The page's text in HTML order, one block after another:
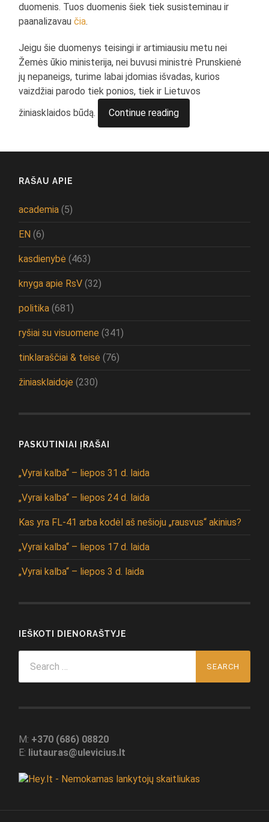
duomenis. Tuos duomenis šiek tiek susisteminau ir
paanalizavaučia.
Jeigu šie duomenys teisingi ir artimiausiu metu nei
Žemės ūkio ministerija, nei buvusi ministrė Prunskienė
jų nepaneigs, turime labai įdomias išvadas, kurios
vaizdžiai parodo tiek ponios, tiek ir Lietuvos
žiniasklaidos būdą.
Continue reading
RAŠAU APIE
academia (5)
EN (6)
kasdienybė (463)
knyga apie RsV (32)
politika (681)
ryšiai su visuomene (341)
tinklaraščiai & teisė (76)
žiniasklaidoje (230)
PASKUTINIAI ĮRAŠAI
„Vyrai kalba“ – liepos 31 d. laida
„Vyrai kalba“ – liepos 24 d. laida
Kas yra FL-41 arba kodėl aš nešioju „rausvus“ akinius?
„Vyrai kalba“ – liepos 17 d. laida
„Vyrai kalba“ – liepos 3 d. laida
IEŠKOTI DIENORAŠTYJE
for:
M: +370 (686) 08820
E: liutauras@ulevicius.lt